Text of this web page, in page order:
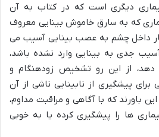
دیگری است که در کتاب به آن
که به سارق خاموش بینایی معروف
داخل چشم به عصب بینایی آسیب می
جدی به بینایی وارد نشده باشد،
دهد، از این رو تشخیص زودهنگام و
پیشگیری از نابینایی ناشی از آن
باورند که با آگاهی و مراقبت مداوم،
ها را پیشگیری کرده یا به خوبی